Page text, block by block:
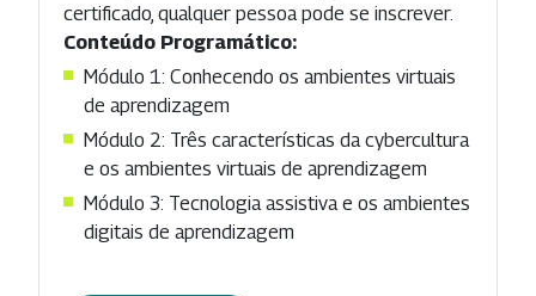
certificado, qualquer pessoa pode se inscrever.
Conteúdo Programático:
Módulo 1: Conhecendo os ambientes virtuais
de aprendizagem
Módulo 2: Três características da cybercultura
e os ambientes virtuais de aprendizagem
Módulo 3: Tecnologia assistiva e os ambientes
digitais de aprendizagem